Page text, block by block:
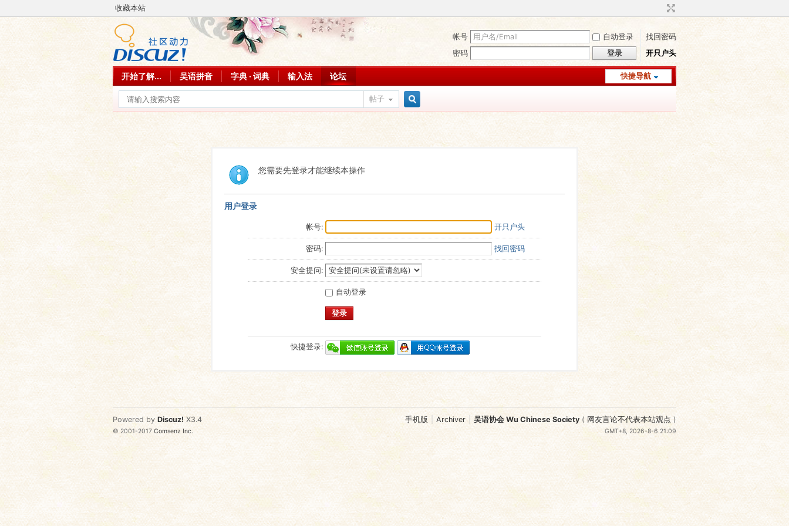
收藏本站
帐号 自动登录
找回密码
密码
登录 开只户头
快捷导航
开始了解... 吴语拼音 字典 · 词典 输入法 论坛
帖子
您需要先登录才能继续本操作
用户登录
帐号: 开只户头
密码: 找回密码
安全提问:
自动登录
登录
快捷登录:
手机版 Archiver 吴语协会 Wu Chinese Society ( 网友言论不代表本站观点 )
GMT+8, 2026-8-6 21:09
Powered by Discuz! X3.4
© 2001-2017Comsenz Inc.